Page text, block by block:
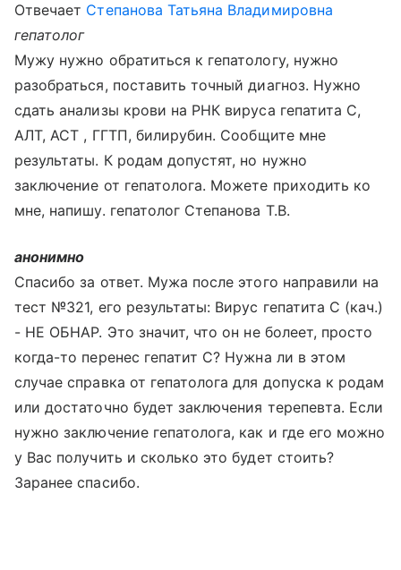
Отвечает Степанова Татьяна Владимировна
гепатолог
Мужу нужно обратиться к гепатологу, нужно
разобраться, поставить точный диагноз. Нужно
сдать анализы крови на РНК вируса гепатита С,
АЛТ, АСТ , ГГТП, билирубин. Сообщите мне
результаты. К родам допустят, но нужно
заключение от гепатолога. Можете приходить ко
мне, напишу. гепатолог Степанова Т.В.
анонимно
Спасибо за ответ. Мужа после этого направили на
тест №321, его результаты: Вирус гепатита С (кач.)
- НЕ ОБНАР. Это значит, что он не болеет, просто
когда-то перенес гепатит С? Нужна ли в этом
случае справка от гепатолога для допуска к родам
или достаточно будет заключения терепевта. Если
нужно заключение гепатолога, как и где его можно
у Вас получить и сколько это будет стоить?
Заранее спасибо.